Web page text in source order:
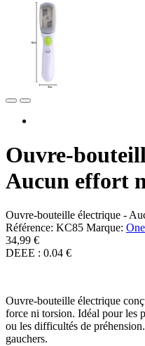
Ouvre-
Aucun effort
Ouvre-bouteille électrique -
Référence: KC85 Marque:
34,99 €
DEEE : 0.04 €
Ouvre-bouteille électrique
force ni torsion. Idéal pour les
ou les difficultés de
gauchers.